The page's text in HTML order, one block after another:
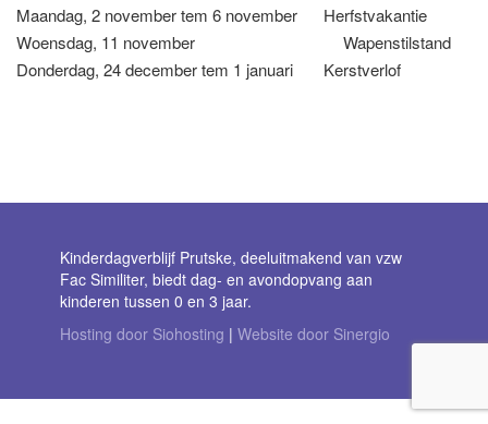
Maandag, 2 november tem 6 november Herfstvakantie
Woensdag, 11 november Wapenstilstand
Donderdag, 24 december tem 1 januari Kerstverlof
Kinderdagverblijf Prutske, deeluitmakend van vzw
Fac Similiter, biedt dag- en avondopvang aan
kinderen tussen 0 en 3 jaar.
Hosting door Siohosting | Website door Sinergio